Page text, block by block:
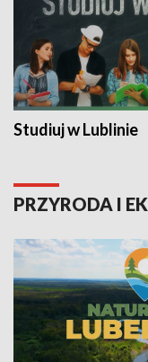
Studiuj w Lublinie
PRZYRODA I